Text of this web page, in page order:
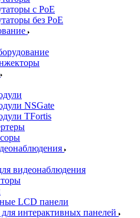
с PoE
без PoE
NSGate
TFortis
видеонаблюдения
LCD панели
интерактивных панелей